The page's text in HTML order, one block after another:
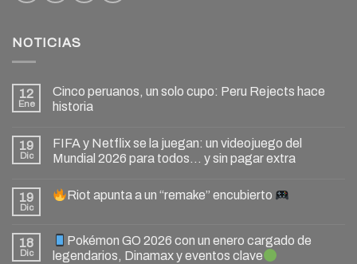
NOTICIAS
12
Ene
Cinco peruanos, un solo cupo: Peru Rejects hace
historia
19
Dic
FIFA y Netflix se la juegan: un videojuego del
Mundial 2026 para todos… y sin pagar extra
19
Dic
Riot apunta a un “remake” encubierto
18
Dic
Pokémon GO 2026 con un enero cargado de
legendarios, Dinamax y eventos clave